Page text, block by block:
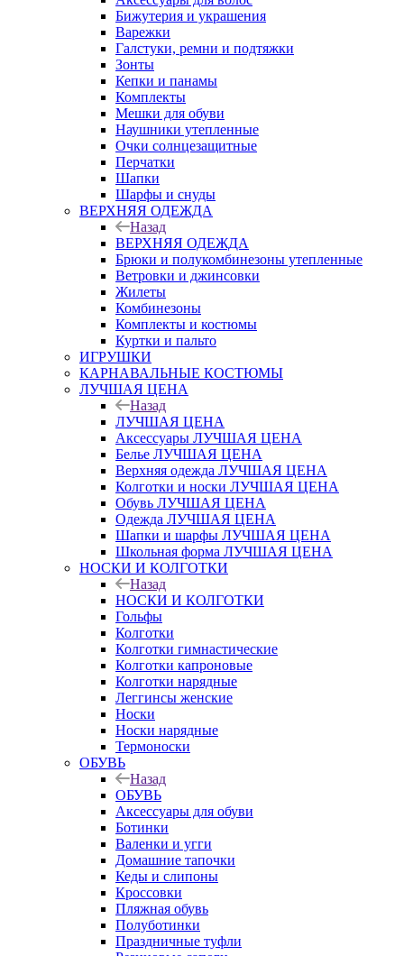
Бижутерия и украшения
Варежки
Галстуки, ремни и подтяжки
Зонты
Кепки и панамы
Комплекты
Мешки для обуви
Наушники утепленные
Очки солнцезащитные
Перчатки
Шапки
Шарфы и снуды
ВЕРХНЯЯ ОДЕЖДА
Назад
ВЕРХНЯЯ ОДЕЖДА
Брюки и полукомбинезоны утепленные
Ветровки и джинсовки
Жилеты
Комбинезоны
Комплекты и костюмы
Куртки и пальто
ИГРУШКИ
КАРНАВАЛЬНЫЕ КОСТЮМЫ
ЛУЧШАЯ ЦЕНА
Назад
ЛУЧШАЯ ЦЕНА
Аксессуары ЛУЧШАЯ ЦЕНА
Белье ЛУЧШАЯ ЦЕНА
Верхняя одежда ЛУЧШАЯ ЦЕНА
Колготки и носки ЛУЧШАЯ ЦЕНА
Обувь ЛУЧШАЯ ЦЕНА
Одежда ЛУЧШАЯ ЦЕНА
Шапки и шарфы ЛУЧШАЯ ЦЕНА
Школьная форма ЛУЧШАЯ ЦЕНА
НОСКИ И КОЛГОТКИ
Назад
НОСКИ И КОЛГОТКИ
Гольфы
Колготки
Колготки гимнастические
Колготки капроновые
Колготки нарядные
Леггинсы женские
Носки
Носки нарядные
Термоноски
ОБУВЬ
Назад
ОБУВЬ
Аксессуары для обуви
Ботинки
Валенки и угги
Домашние тапочки
Кеды и слипоны
Кроссовки
Пляжная обувь
Полуботинки
Праздничные туфли